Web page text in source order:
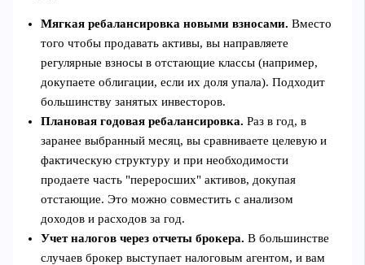
Мягкая ребалансировка новыми взносами. Вместо
того чтобы продавать активы, вы направляете
регулярные взносы в отстающие классы (например,
докупаете облигации, если их доля упала). Подходит
большинству занятых инвесторов.
Плановая годовая ребалансировка. Раз в год, в
заранее выбранный месяц, вы сравниваете целевую и
фактическую структуру и при необходимости
продаете часть "переросших" активов, докупая
отстающие. Это можно совместить с анализом
доходов и расходов за год.
Учет налогов через отчеты брокера. В большинстве
случаев брокер выступает налоговым агентом, и вам